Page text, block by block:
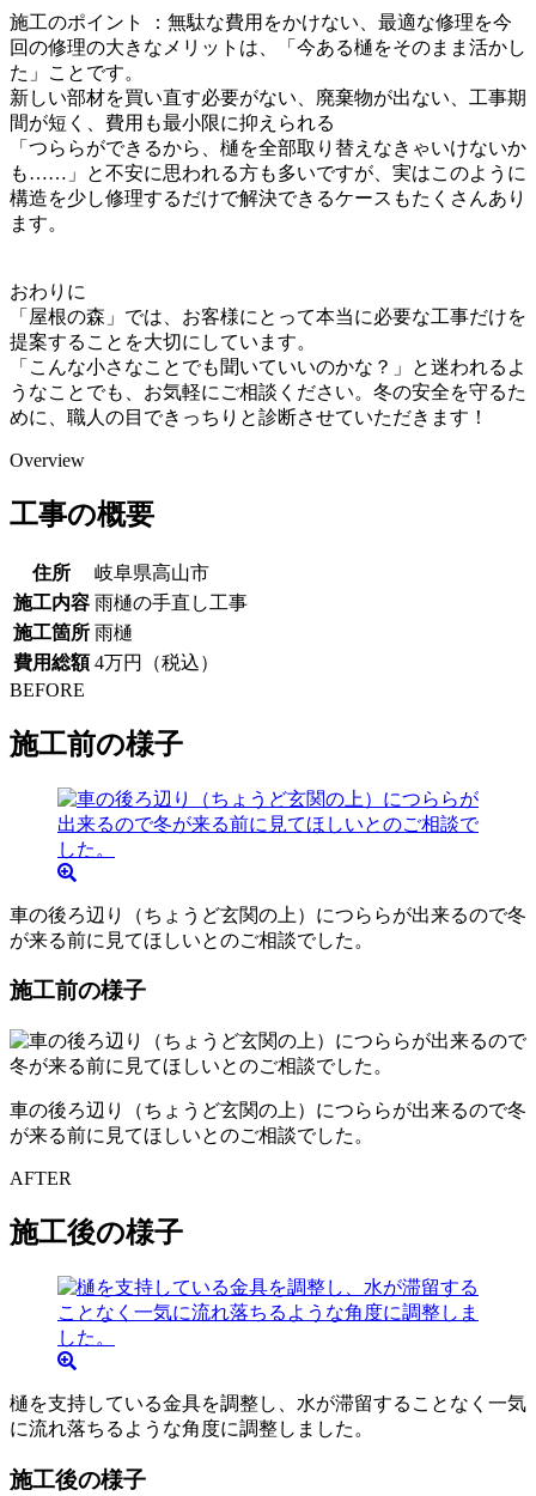
施工のポイント ：無駄な費用をかけない、最適な修理を今
回の修理の大きなメリットは、「今ある樋をそのまま活かし
た」ことです。
新しい部材を買い直す必要がない、廃棄物が出ない、工事期
間が短く、費用も最小限に抑えられる
「つららができるから、樋を全部取り替えなきゃいけないか
も……」と不安に思われる方も多いですが、実はこのように
構造を少し修理するだけで解決できるケースもたくさんあり
ます。
おわりに
「屋根の森」では、お客様にとって本当に必要な工事だけを
提案することを大切にしています。
「こんな小さなことでも聞いていいのかな？」と迷われるよ
うなことでも、お気軽にご相談ください。冬の安全を守るた
めに、職人の目できっちりと診断させていただきます！
Overview
工事の概要
住所
岐阜県高山市
施工内容 雨樋の手直し工事
施工箇所 雨樋
費用総額 4万円（税込）
BEFORE
施工前の様子
車の後ろ辺り（ちょうど玄関の上）につららが出来るので冬
が来る前に見てほしいとのご相談でした。
施工前の様子
車の後ろ辺り（ちょうど玄関の上）につららが出来るので冬
が来る前に見てほしいとのご相談でした。
AFTER
施工後の様子
樋を支持している金具を調整し、水が滞留することなく一気
に流れ落ちるような角度に調整しました。
施工後の様子